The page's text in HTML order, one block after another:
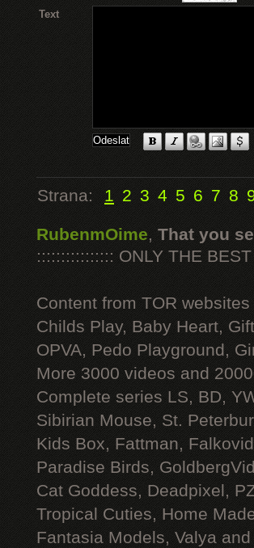
Text
Strana: 1 2 3 4 5 6 7 8
RubenmOime, That you
:::::::::::::::: ONLY THE
Content from TOR
Childs Play, Baby Heart,
OPVA, Pedo Playground,
More 3000 videos and
Complete series LS, BD,
Sibirian Mouse, St.
Kids Box, Fattman,
Paradise Birds,
Cat Goddess, Deadpixel,
Tropical Cuties, Home
Fantasia Models, Valya